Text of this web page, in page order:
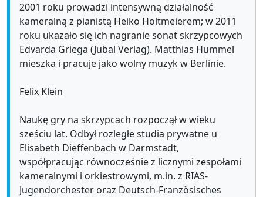
2001 roku prowadzi intensywną działalność
kameralną z pianistą Heiko Holtmeierem; w 2011
roku ukazało się ich nagranie sonat skrzypcowych
Edvarda Griega (Jubal Verlag). Matthias Hummel
mieszka i pracuje jako wolny muzyk w Berlinie.
Felix Klein
Naukę gry na skrzypcach rozpoczął w wieku
sześciu lat. Odbył rozległe studia prywatne u
Elisabeth Dieffenbach w Darmstadt,
współpracując równocześnie z licznymi zespołami
kameralnymi i orkiestrowymi, m.in. z RIAS-
Jugendorchester oraz Deutsch-Französisches